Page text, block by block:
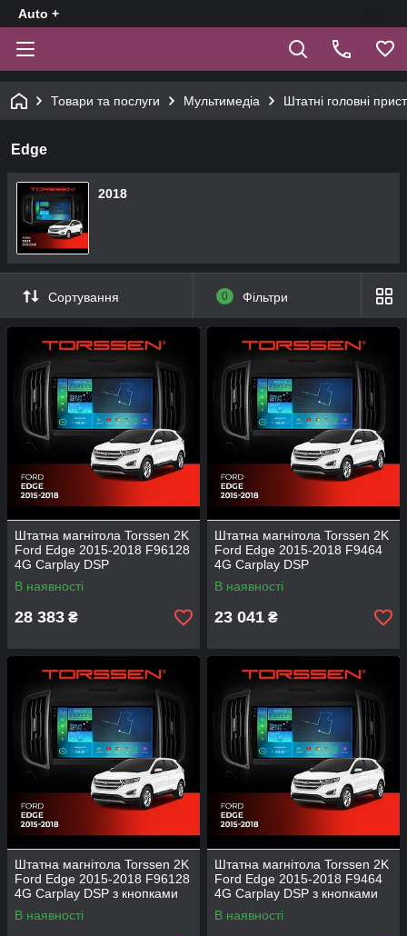
Auto +
Товари та послуги Мультимедіа Штатні головні
Edge
2018
Сортування 0 Фільтри
Штатна магнітола Torssen 2K
Ford Edge 2015-2018 F96128
4G Carplay DSP
В наявності
28 383 ₴
Штатна магнітола Torssen 2K
Ford Edge 2015-2018 F9464
4G Carplay DSP
В наявності
23 041 ₴
Штатна магнітола Torssen 2K
Ford Edge 2015-2018 F96128
4G Carplay DSP з кнопками
В наявності
Штатна магнітола Torssen 2K
Ford Edge 2015-2018 F9464
4G Carplay DSP з кнопками
В наявності